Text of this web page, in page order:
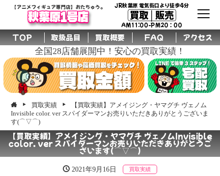
【アニメフィギュア専門店】おたちゅう。
秋葉原1号店
JR秋葉原 電気街口より徒歩4分
買取│販売
AM11:00-PM20：00
TOP 取扱品目 買取概要 FAQ アクセス
全国28店舗展開中！安心の買取実績！
買取実績
【買取実績】アメイジング・ヤマグチ ヴェノム
Invisible color. ver スパイダーマンお売りいただきありがとうございま
す(⌒▽⌒)
【買取実績】アメイジング・ヤマグチ ヴェノムInvisible
color. ver スパイダーマンお売りいただきありがとうご
ざいます(⌒▽⌒)
2021年9月16日 買取実績